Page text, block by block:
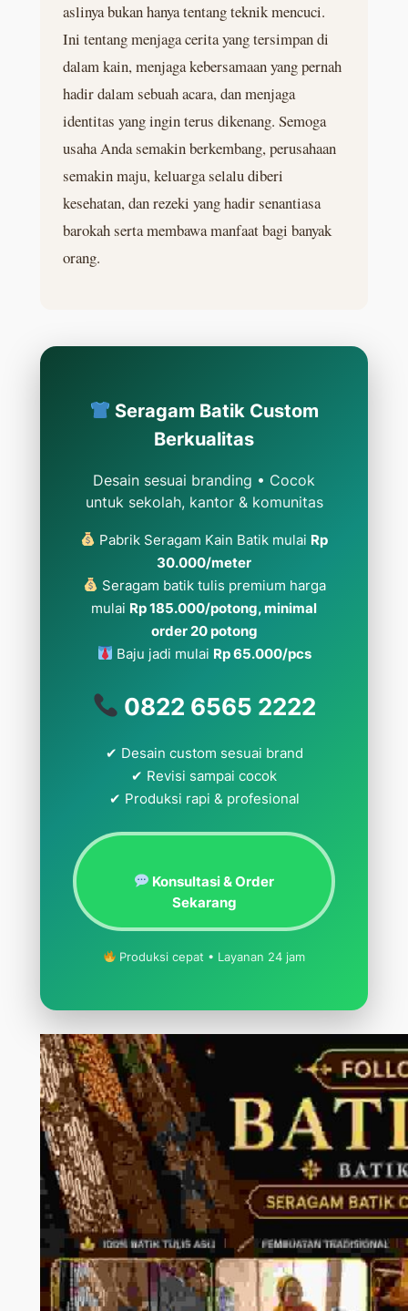
aslinya bukan hanya tentang teknik mencuci.
Ini tentang menjaga cerita yang tersimpan di
dalam kain, menjaga kebersamaan yang pernah
hadir dalam sebuah acara, dan menjaga
identitas yang ingin terus dikenang. Semoga
usaha Anda semakin berkembang, perusahaan
semakin maju, keluarga selalu diberi
kesehatan, dan rezeki yang hadir senantiasa
barokah serta membawa manfaat bagi banyak
orang.
Seragam Batik Custom
Berkualitas
Desain sesuai branding • Cocok
untuk sekolah, kantor & komunitas
Pabrik Seragam Kain Batik mulai Rp
30.000/meter
Seragam batik tulis premium harga
mulai Rp 185.000/potong, minimal
order 20 potong
Baju jadi mulai Rp 65.000/pcs
0822 6565 2222
✔ Desain custom sesuai brand
✔ Revisi sampai cocok
✔ Produksi rapi & profesional
Konsultasi & Order
Sekarang
Produksi cepat • Layanan 24 jam